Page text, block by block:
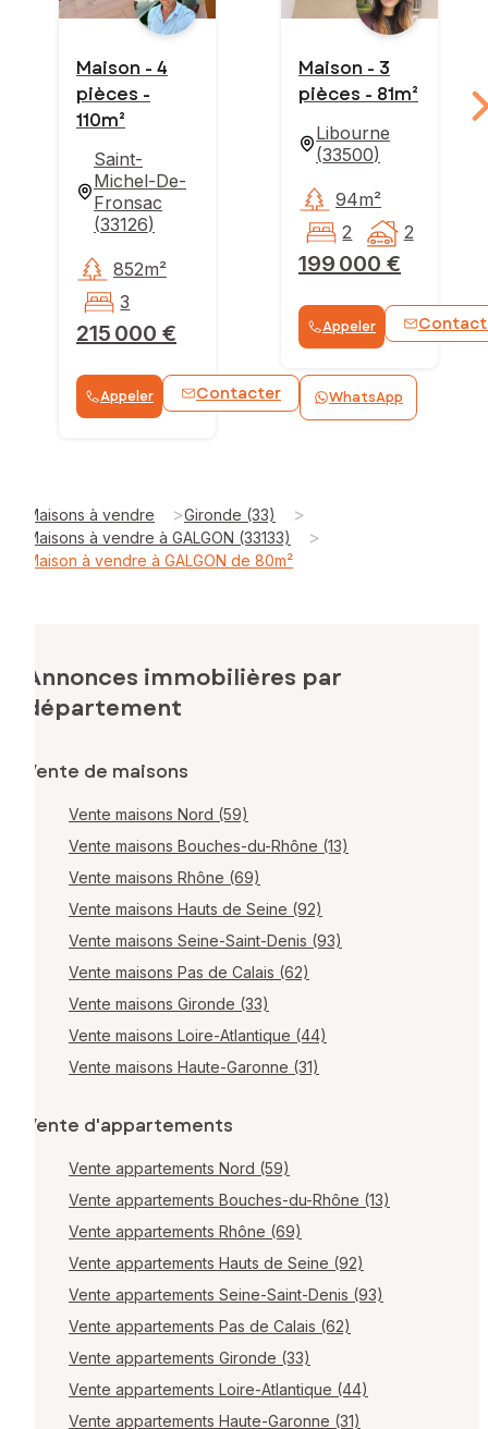
Maison - 4
pièces -
110m²
Saint-
Michel-De-
Fronsac
(33126)
215 000 €
852m²
3
Appeler Contacter WhatsApp
Maison - 3
pièces - 81m²
Libourne
(33500)
199 000 €
94m²
2
2
Appeler
Maisons à vendre >Gironde (33) >
Maisons à vendre à GALGON (33133) >
Maison à vendre à GALGON de 80m²
Annonces immobilières par
département
Vente de maisons
Vente maisons Nord (59)
Vente maisons Bouches-du-Rhône (13)
Vente maisons Rhône (69)
Vente maisons Hauts de Seine (92)
Vente maisons Seine-Saint-Denis (93)
Vente maisons Pas de Calais (62)
Vente maisons Gironde (33)
Vente maisons Loire-Atlantique (44)
Vente maisons Haute-Garonne (31)
Vente d'appartements
Vente appartements Nord (59)
Vente appartements Bouches-du-Rhône (13)
Vente appartements Rhône (69)
Vente appartements Hauts de Seine (92)
Vente appartements Seine-Saint-Denis (93)
Vente appartements Pas de Calais (62)
Vente appartements Gironde (33)
Vente appartements Loire-Atlantique (44)
Vente appartements Haute-Garonne (31)